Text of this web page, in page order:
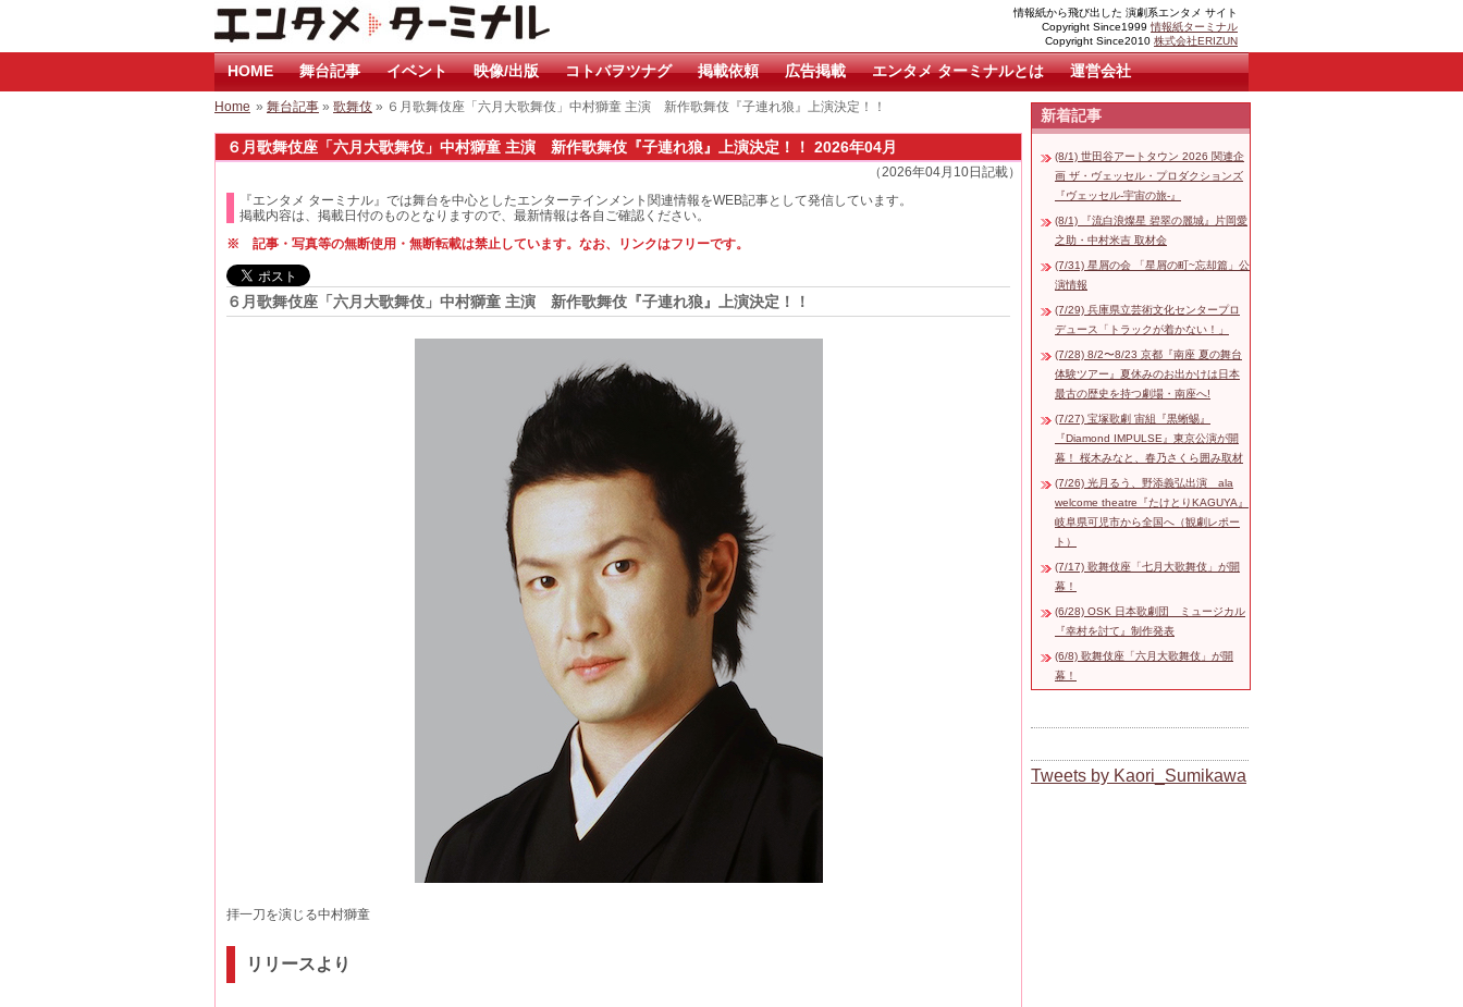
情報紙から飛び出した 演劇系エンタメ サイト
Copyright Since1999 情報紙ターミナル
Copyright Since2010 株式会社ERIZUN
HOME 舞台記事 イベント 映像/出版 コトバヲツナグ 掲載依頼 広告掲載 エンタメ ターミナルとは 運営会社
Home » 舞台記事 » 歌舞伎 » ６月歌舞伎座「六月大歌舞伎」中村獅童 主演 新作歌舞伎『子連れ狼』上演決定！！
６月歌舞伎座「六月大歌舞伎」中村獅童 主演 新作歌舞伎『子連れ狼』上演決定！！ 2026年04月
（2026年04月10日記載）
『エンタメ ターミナル』では舞台を中心としたエンターテインメント関連情報をWEB記事として発信しています。
掲載内容は、掲載日付のものとなりますので、最新情報は各自ご確認ください。
※ 記事・写真等の無断使用・無断転載は禁止しています。なお、リンクはフリーです。
６月歌舞伎座「六月大歌舞伎」中村獅童 主演 新作歌舞伎『子連れ狼』上演決定！！
拝一刀を演じる中村獅童
リリースより
新着記事
(8/1) 世田谷アートタウン 2026 関連企
画 ザ・ヴェッセル・プロダクションズ
『ヴェッセル-宇宙の旅-』
(8/1) 『流白浪燦星 碧翠の麗城』片岡愛
之助・中村米吉 取材会
(7/31) 星屑の会 「星屑の町~忘却篇」公
演情報
(7/29) 兵庫県立芸術文化センタープロ
デュース「トラックが着かない！」
(7/28) 8/2〜8/23 京都『南座 夏の舞台
体験ツアー』夏休みのお出かけは日本
最古の歴史を持つ劇場・南座へ!
(7/27) 宝塚歌劇 宙組『黒蜥蜴』
『Diamond IMPULSE』東京公演が開
幕！ 桜木みなと、春乃さくら囲み取材
(7/26) 光月るう、野添義弘出演 ala
welcome theatre『たけとりKAGUYA』
岐阜県可児市から全国へ（観劇レポー
ト）
(7/17) 歌舞伎座「七月大歌舞伎」が開
幕！
(6/28) OSK 日本歌劇団 ミュージカル
『幸村を討て』制作発表
(6/8) 歌舞伎座「六月大歌舞伎」が開
幕！
Tweets by Kaori_Sumikawa